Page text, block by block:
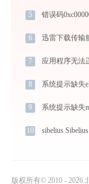
5 错误码
6
7 应用程序无法
8 系统提示缺失
9 系统提示缺失
10 sibelius
版权所有© 2010 - 2026